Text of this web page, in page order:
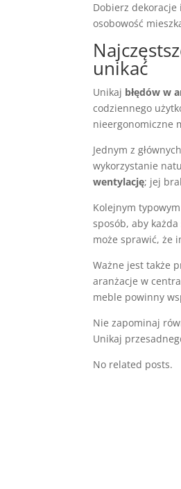
Dobierz
osobowość
unikać
Unikaj błędów w
codziennego
nieergonomiczne
Jednym z
wykorzystanie
wentylację; jej
Kolejnym
sposób, aby
może sprawić, że
Ważne jest także
aranżacje w
meble powinny
Nie zapominaj
Unikaj
No related posts.